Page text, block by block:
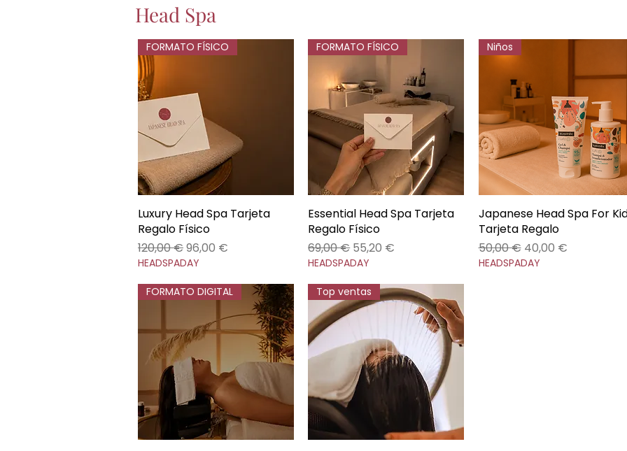
Head Spa
Vista rápida
FORMATO FÍSICO
Luxury Head Spa Tarjeta
Regalo Físico
Precio
120,00 €Precio de oferta
96,00 €
HEADSPADAY
Vista rápida
FORMATO FÍSICO
Essential Head Spa Tarjeta
Regalo Físico
Precio
69,00 € Precio de oferta
55,20 €
HEADSPADAY
Vista rápida
Niños
Japanese Head Spa For
Tarjeta Regalo
Precio
50,00 € Precio de oferta
40,00 €
HEADSPADAY
FORMATO DIGITAL Top ventas